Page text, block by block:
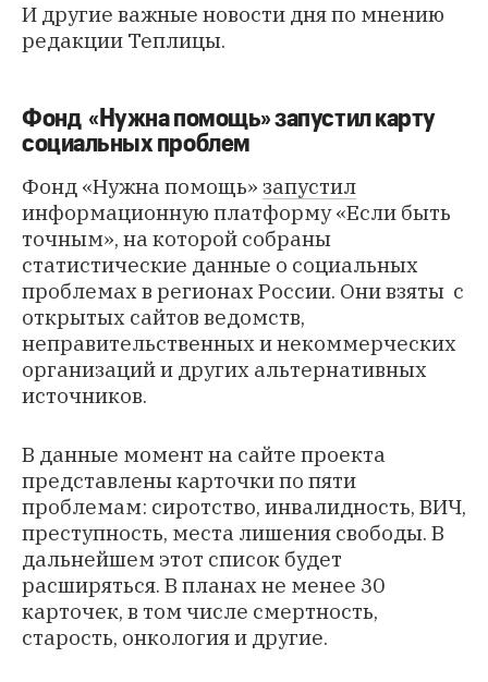
И другие важные новости дня по мнению
редакции Теплицы.
Фонд «Нужна помощь» запустил карту
социальных проблем
Фонд «Нужна помощь» запустил
информационную платформу «Если быть
точным», на которой собраны
статистические данные о социальных
проблемах в регионах России. Они взяты с
открытых сайтов ведомств,
неправительственных и некоммерческих
организаций и других альтернативных
источников.
В данные момент на сайте проекта
представлены карточки по пяти
проблемам: сиротство, инвалидность, ВИЧ,
преступность, места лишения свободы. В
дальнейшем этот список будет
расширяться. В планах не менее 30
карточек, в том числе смертность,
старость, онкология и другие.